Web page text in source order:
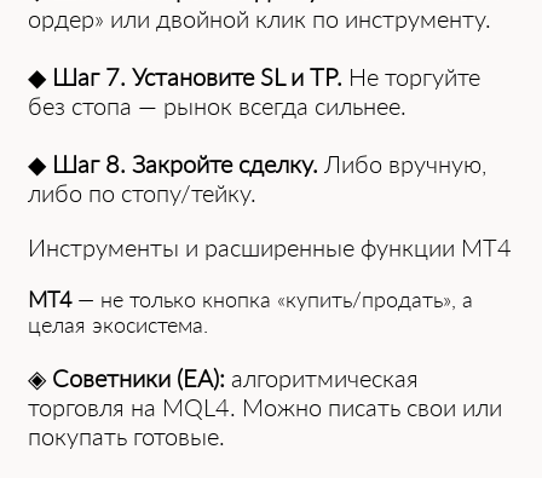
ордер» или двойной клик по инструменту.
◆ Шаг 7. Установите SL и TP. Не торгуйте
без стопа — рынок всегда сильнее.
◆ Шаг 8. Закройте сделку. Либо вручную,
либо по стопу/тейку.
Инструменты и расширенные функции MT4
MT4 — не только кнопка «купить/продать», а
целая экосистема.
◈ Советники (EA): алгоритмическая
торговля на MQL4. Можно писать свои или
покупать готовые.